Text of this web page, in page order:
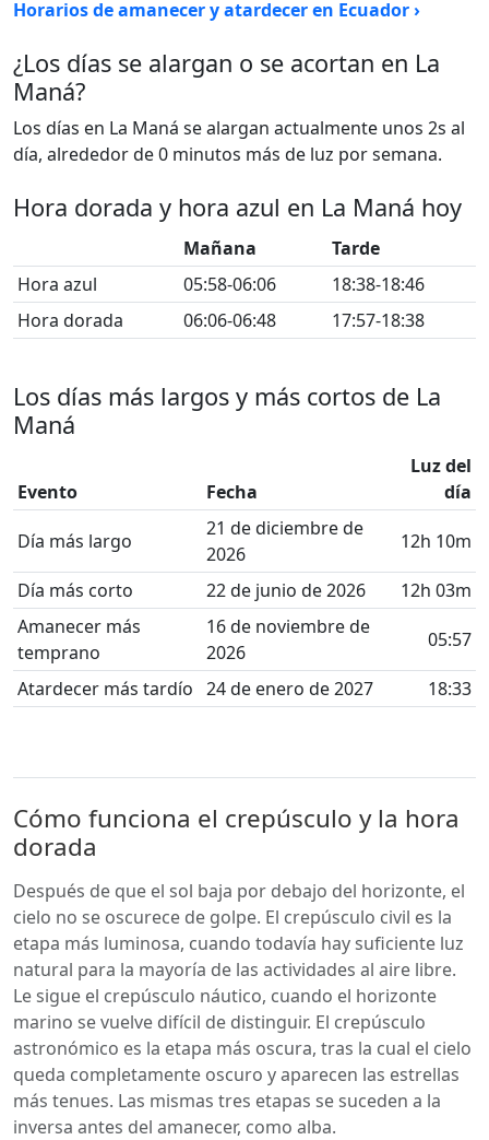
Horarios de amanecer y atardecer en Ecuador ›
¿Los días se alargan o se acortan en La
Maná?
Los días en La Maná se alargan actualmente unos 2s al
día, alrededor de 0 minutos más de luz por semana.
Hora dorada y hora azul en La Maná hoy
Mañana
Tarde
Hora azul
05:58-06:06
18:38-18:46
Hora dorada
06:06-06:48 17:57-18:38
Los días más largos y más cortos de La
Maná
Evento Fecha
Luz del
día
Día más largo
21 de diciembre de
2026
12h 10m
Día más corto 22 de junio de 2026
12h 03m
Amanecer más
temprano
16 de noviembre de
2026
05:57
Atardecer más tardío 24 de enero de 2027 18:33
Cómo funciona el crepúsculo y la hora
dorada
Después de que el sol baja por debajo del horizonte, el
cielo no se oscurece de golpe. El crepúsculo civil es la
etapa más luminosa, cuando todavía hay suficiente luz
natural para la mayoría de las actividades al aire libre.
Le sigue el crepúsculo náutico, cuando el horizonte
marino se vuelve difícil de distinguir. El crepúsculo
astronómico es la etapa más oscura, tras la cual el cielo
queda completamente oscuro y aparecen las estrellas
más tenues. Las mismas tres etapas se suceden a la
inversa antes del amanecer, como alba.